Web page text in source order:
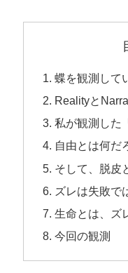
蝶を観測して
Realityと
私が観測した
自由とは何だ
そして、脱皮
ズレは失敗で
生命とは、ズ
今回の観測